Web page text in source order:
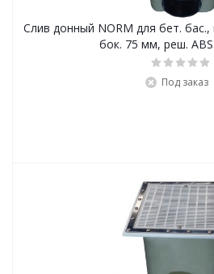
Слив донный NORM для бет.
бок. 75 мм, реш.
Под заказ